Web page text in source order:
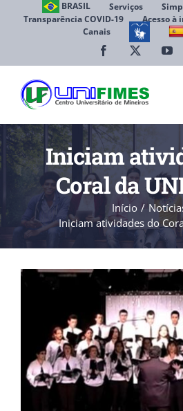
BRASIL Serviços
Transparência COVID-19
Acesso à
Canais
Facebook
Iniciam
Coral da
Início
Iniciam atividades do
View